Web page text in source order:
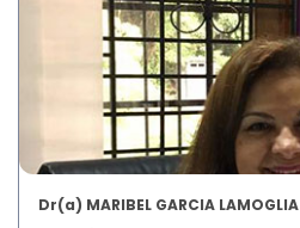
Dr(a) MARIBEL GARCIA LAMOGLIA